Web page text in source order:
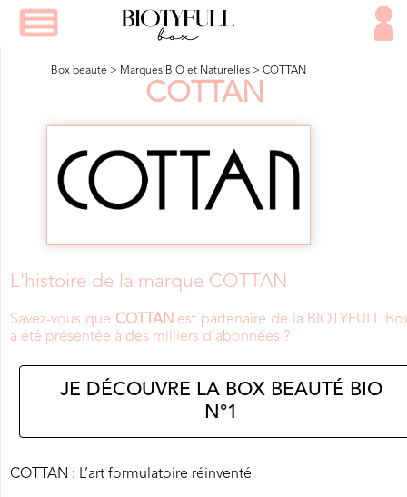
Box beauté > Marques BIO et Naturelles > COTTAN
COTTAN
L'histoire de la marque COTTAN
Savez-vous que COTTAN est partenaire de la BIOTYFULL
a été présentée à des milliers d'abonnées ?
JE DÉCOUVRE LA BOX BEAUTÉ BIO
N°1
COTTAN : L’art formulatoire réinventé